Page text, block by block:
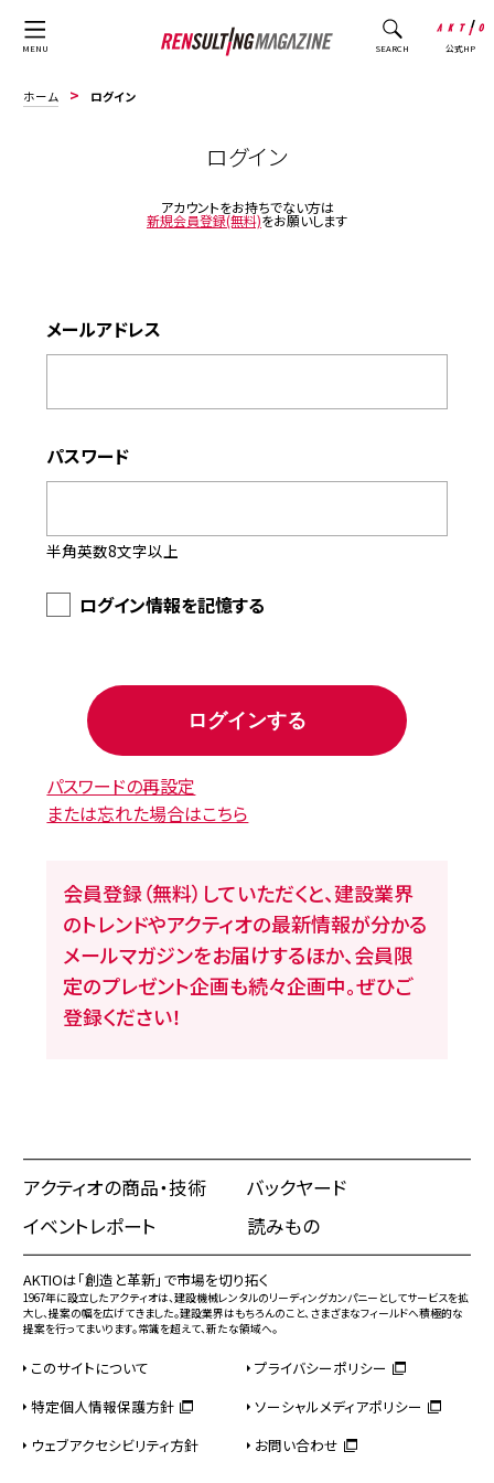
MENU SEARCH 公式HP
ホーム ログイン
ログイン
アカウントをお持ちでない方は
新規会員登録(無料)をお願いします
メールアドレス
パスワード
半角英数8文字以上
ログイン情報を記憶する
パスワードの再設定
または忘れた場合はこちら
会員登録（無料）していただくと、建設業界
のトレンドやアクティオの最新情報が分かる
メールマガジンをお届けするほか、会員限
定のプレゼント企画も続々企画中。ぜひご
登録ください！
アクティオの商品・技術
バックヤード
イベントレポート
読みもの
AKTIOは「創造と革新」で市場を切り拓く
1967年に設立したアクティオは、建設機械レンタルのリーディングカンパニーとしてサービスを拡
大し、提案の幅を広げてきました。建設業界はもちろんのこと、さまざまなフィールドへ積極的な
提案を行ってまいります。常識を超えて、新たな領域へ。
このサイトについて
プライバシーポリシー
特定個人情報保護方針
ソーシャルメディアポリシー
ウェブアクセシビリティ方針
お問い合わせ